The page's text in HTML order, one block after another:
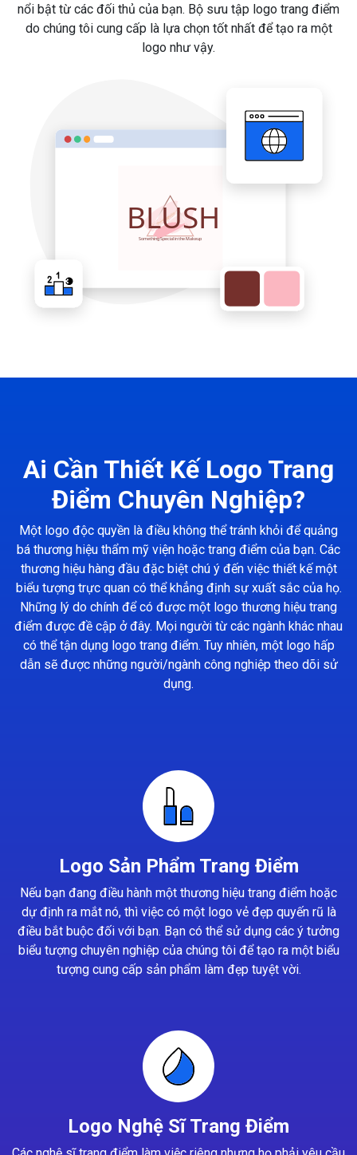
nổi bật từ các đối thủ của bạn. Bộ sưu tập logo trang điểm
do chúng tôi cung cấp là lựa chọn tốt nhất để tạo ra một
logo như vậy.
Ai Cần Thiết Kế Logo Trang
Điểm Chuyên Nghiệp?
Một logo độc quyền là điều không thể tránh khỏi để quảng
bá thương hiệu thẩm mỹ viện hoặc trang điểm của bạn. Các
thương hiệu hàng đầu đặc biệt chú ý đến việc thiết kế một
biểu tượng trực quan có thể khẳng định sự xuất sắc của họ.
Những lý do chính để có được một logo thương hiệu trang
điểm được đề cập ở đây. Mọi người từ các ngành khác nhau
có thể tận dụng logo trang điểm. Tuy nhiên, một logo hấp
dẫn sẽ được những người/ngành công nghiệp theo dõi sử
dụng.
Logo Sản Phẩm Trang Điểm
Nếu bạn đang điều hành một thương hiệu trang điểm hoặc
dự định ra mắt nó, thì việc có một logo vẻ đẹp quyến rũ là
điều bắt buộc đối với bạn. Bạn có thể sử dụng các ý tưởng
biểu tượng chuyên nghiệp của chúng tôi để tạo ra một biểu
tượng cung cấp sản phẩm làm đẹp tuyệt vời.
Logo Nghệ Sĩ Trang Điểm